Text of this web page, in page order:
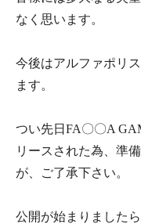
なく思います。
今後はアルファポリ
ます。
つい先日FA〇〇A
リースされた為、準
が、ご了承下さい。
公開が始まりました